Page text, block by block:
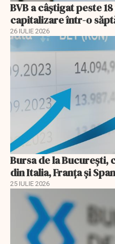
BVB a câștigat peste
capitalizare într-o
26 IULIE 2026
Bursa de la București,
din Italia, Franța și
25 IULIE 2026